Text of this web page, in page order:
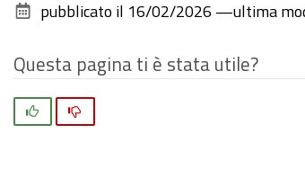
pubblicato il 16/02/2026 —ultima
Questa pagina ti è stata utile?